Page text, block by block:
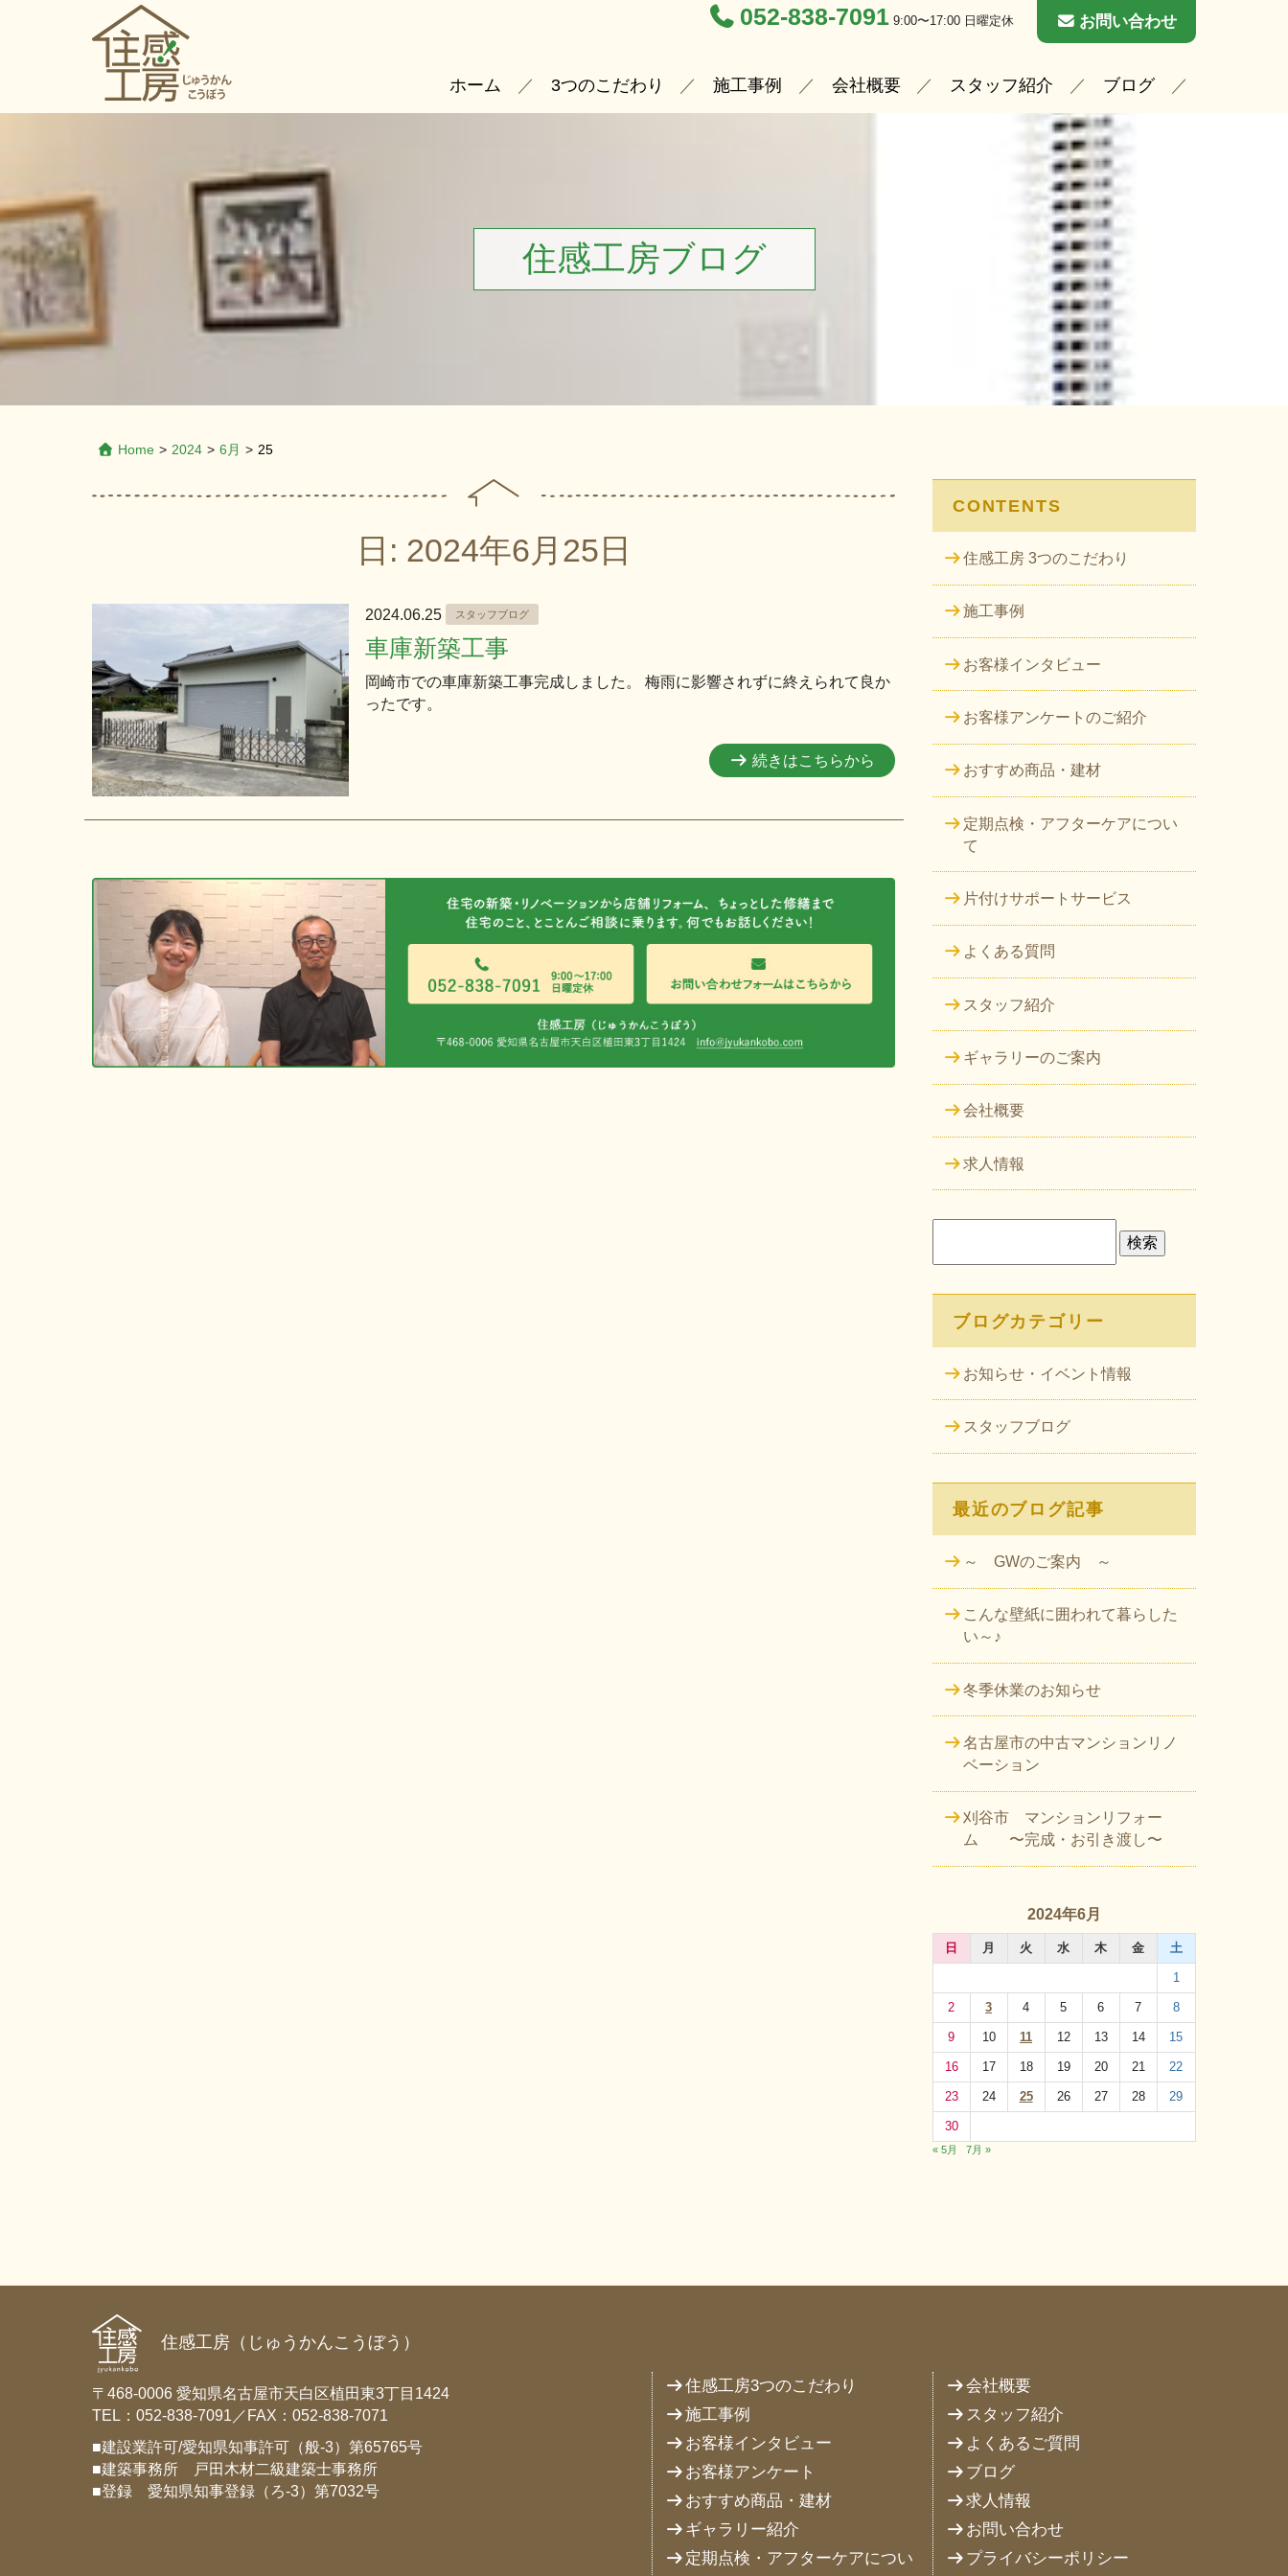
052-838-7091 9:00〜17:00 日曜定休 お問い合わせ
ホーム 3つのこだわり 施工事例 会社概要 スタッフ紹介 ブログ
住感工房ブログ
Home > 2024 > 6月 > 25
日: 2024年6月25日
2024.06.25 スタッフブログ
車庫新築工事
岡崎市での車庫新築工事完成しました。 梅雨に影響されずに終えられて良か
ったです。
続きはこちらから
CONTENTS
住感工房 3つのこだわり
施工事例
お客様インタビュー
お客様アンケートのご紹介
おすすめ商品・建材
定期点検・アフターケアについ
て
片付けサポートサービス
よくある質問
スタッフ紹介
ギャラリーのご案内
会社概要
求人情報
ブログカテゴリー
お知らせ・イベント情報
スタッフブログ
最近のブログ記事
～ GWのご案内 ～
こんな壁紙に囲われて暮らした
い～♪
冬季休業のお知らせ
名古屋市の中古マンションリノ
ベーション
刈谷市 マンションリフォー
ム 〜完成・お引き渡し〜
2024年6月
日 月 火 水 木 金 土
1
2 3 4 5 6 7 8
9 10 11 12 13 14 15
16 17 18 19 20 21 22
23 24 25 26 27 28 29
30
« 5月 7月 »
住感工房（じゅうかんこうぼう）
〒468-0006 愛知県名古屋市天白区植田東3丁目1424
TEL：052-838-7091／FAX：052-838-7071
■建設業許可/愛知県知事許可（般-3）第65765号
■建築事務所 戸田木材二級建築士事務所
■登録 愛知県知事登録（ろ-3）第7032号
住感工房3つのこだわり
施工事例
お客様インタビュー
お客様アンケート
おすすめ商品・建材
ギャラリー紹介
定期点検・アフターケアについ
会社概要
スタッフ紹介
よくあるご質問
ブログ
求人情報
お問い合わせ
プライバシーポリシー